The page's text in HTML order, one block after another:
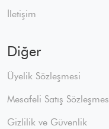
İletişim
Diğer
Üyelik Sözleşmesi
Mesafeli Satış
Gizlilik ve Güvenlik